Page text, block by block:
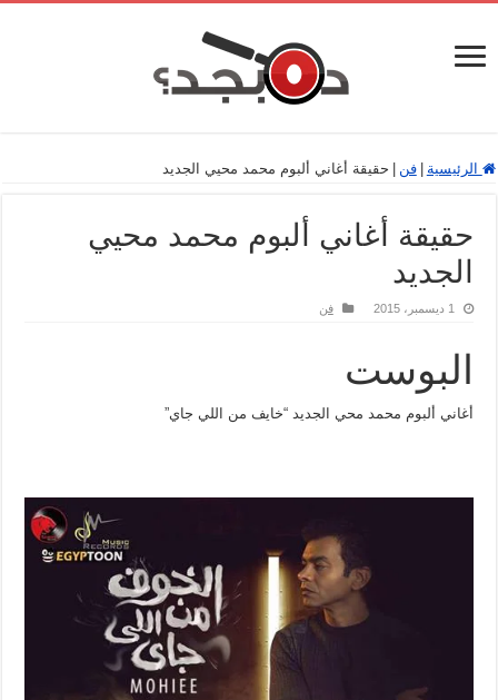
الرئيسية فن حقيقة أغاني ألبوم محمد محيي الجديد
حقيقة أغاني ألبوم محمد محيي
الجديد
1 ديسمبر، 2015 فن
البوست
أغاني ألبوم محمد محي الجديد “خايف من اللي جاي”